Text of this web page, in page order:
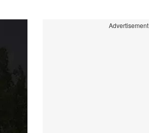
Advertisement